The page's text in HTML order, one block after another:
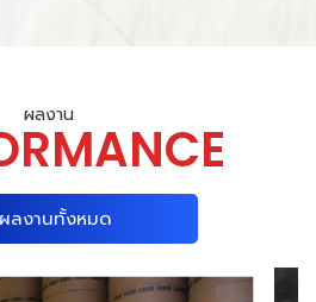
ผลงาน
ลงานทั้งหมด